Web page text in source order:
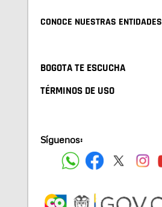
CONOCE NUESTRAS ENTIDADES
BOGOTA TE ESCUCHA
TÉRMINOS DE USO
Síguenos: